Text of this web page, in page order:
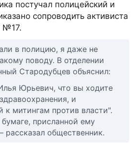
постучал полицейский и
сопроводить активиста
№17.
в полицию, я даже не
поводу. В отделении
Стародубцев объяснил:
Юрьевич, что вы ходите
и
к митингам против власти".
присланной ему
общественник.